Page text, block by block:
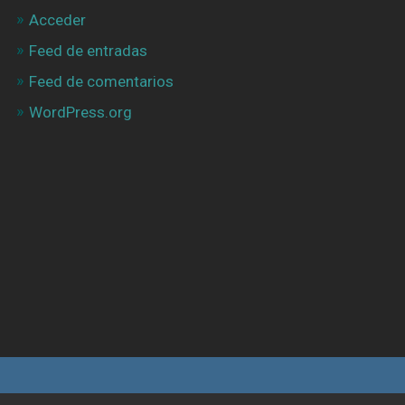
Acceder
Feed de entradas
Feed de comentarios
WordPress.org